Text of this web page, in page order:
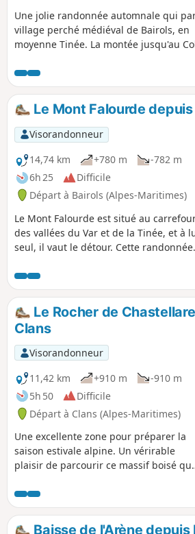
Une jolie randonnée automnale qui
village perché médiéval de Bairols, en
moyenne Tinée. La montée jusqu'au
sur la vallée de la Tinée avant de
plateau du lac. Le retour par le sentier
châtaigniers est également très
en cette saison, vous pourrez ramasser
quelques châtaignes à faire griller à la
le soir.
Le Mont Falourde
Visorandonneur
14,74 km
+780 m
-782 m
6h 25
Difficile
Départ à Bairols (Alpes-Maritimes)
Le Mont Falourde est situé au
des vallées du Var et de la Tinée, et à
seul, il vaut le détour. Cette randonnée
aériens, aux nombreux passages
abrupts offrant de magnifiques
panoramas. Le sentier final passe aux
pieds de falaises.
Le Rocher de
Clans
Visorandonneur
11,42 km
+910 m
-910 m
5h 50
Difficile
Départ à Clans (Alpes-Maritimes)
Une excellente zone pour préparer la
saison estivale alpine. Un vérirable
plaisir de parcourir ce massif boisé qui
des plus belles forêts du département
des Alpes-Maritimes. Ce chemin
ces murs de restanques, ces ruines,
Baisse de l'Arène depuis